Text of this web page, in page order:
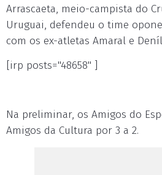
Arrascaeta, meio-campista do
Uruguai, defendeu o time
com os ex-atletas Amaral e
[irp posts="48658" ]
Na preliminar, os Amigos do
Amigos da Cultura por 3 a 2.